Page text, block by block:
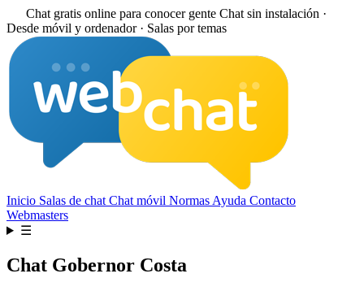
Chat gratis online para conocer gente Chat sin instalación ·
Desde móvil y ordenador · Salas por temas
Inicio Salas de chat Chat móvil Normas Ayuda Contacto
Webmasters
☰
Chat Gobernor Costa